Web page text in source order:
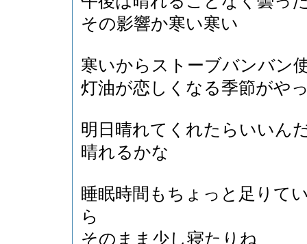
その影響か寒い寒い
寒いからストーブバンバン
灯油が恋しくなる季節がや
明日晴れてくれたらいいん
晴れるかな
睡眠時間もちょっと足りて
ら
そのまま少し寝たりね